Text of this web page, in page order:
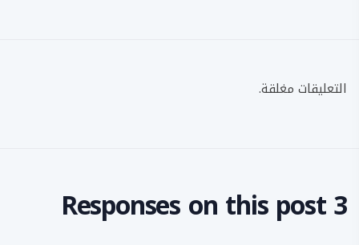
التعليقات مغلقة.
3 Responses on this post